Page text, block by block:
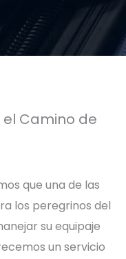
Camino de
que una de las
los peregrinos del
su equipaje
un servicio